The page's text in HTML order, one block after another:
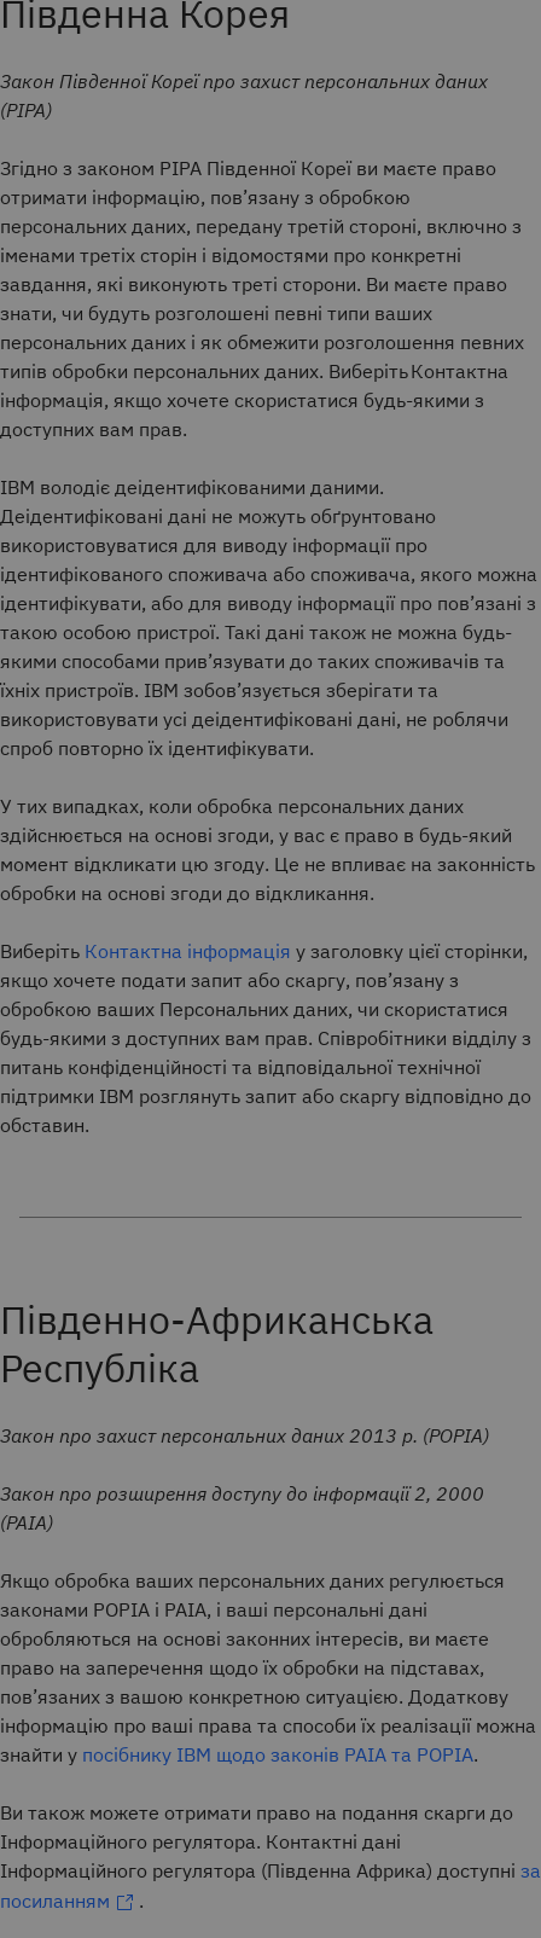
Південна Корея
Закон Південної Кореї про захист персональних даних
(PIPA)
Згідно з законом PIPA Південної Кореї ви маєте право
отримати інформацію, пов’язану з обробкою
персональних даних, передану третій стороні, включно з
іменами третіх сторін і відомостями про конкретні
завдання, які виконують треті сторони. Ви маєте право
знати, чи будуть розголошені певні типи ваших
персональних даних і як обмежити розголошення певних
типів обробки персональних даних. Виберіть Контактна
інформація, якщо хочете скористатися будь-якими з
доступних вам прав.
IBM володіє деідентифікованими даними.
Деідентифіковані дані не можуть обґрунтовано
використовуватися для виводу інформації про
ідентифікованого споживача або споживача, якого можна
ідентифікувати, або для виводу інформації про пов’язані з
такою особою пристрої. Такі дані також не можна будь-
якими способами прив’язувати до таких споживачів та
їхніх пристроїв. IBM зобов’язується зберігати та
використовувати усі деідентифіковані дані, не роблячи
спроб повторно їх ідентифікувати.
У тих випадках, коли обробка персональних даних
здійснюється на основі згоди, у вас є право в будь-який
момент відкликати цю згоду. Це не впливає на законність
обробки на основі згоди до відкликання.
Виберіть Контактна інформація у заголовку цієї сторінки,
якщо хочете подати запит або скаргу, пов’язану з
обробкою ваших Персональних даних, чи скористатися
будь-якими з доступних вам прав. Співробітники відділу з
питань конфіденційності та відповідальної технічної
підтримки IBM розглянуть запит або скаргу відповідно до
обставин.
Південно-Африканська
Республіка
Закон про захист персональних даних 2013 р. (POPIA)
Закон про розширення доступу до інформації 2, 2000
(PAIA)
Якщо обробка ваших персональних даних регулюється
законами POPIA і PAIA, і ваші персональні дані
обробляються на основі законних інтересів, ви маєте
право на заперечення щодо їх обробки на підставах,
пов’язаних з вашою конкретною ситуацією. Додаткову
інформацію про ваші права та способи їх реалізації можна
знайти у посібнику IBM щодо законів PAIA та POPIA.
Ви також можете отримати право на подання скарги до
Інформаційного регулятора. Контактні дані
Інформаційного регулятора (Південна Африка) доступні за
посиланням
.